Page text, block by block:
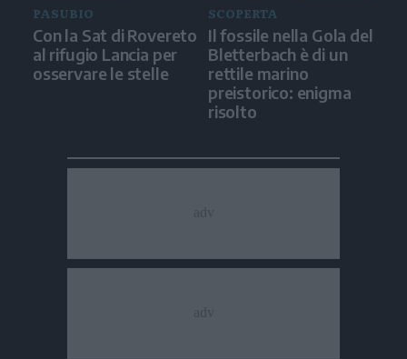
PASUBIO
Con la Sat di Rovereto
al rifugio Lancia per
osservare le stelle
SCOPERTA
Il fossile nella Gola del
Bletterbach è di un
rettile marino
preistorico: enigma
risolto